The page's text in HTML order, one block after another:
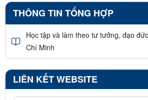
THÔNG TIN TỔNG HỢP
Học tập và làm theo tư tưởng, đạo
Chí Minh
LIÊN KẾT WEBSITE